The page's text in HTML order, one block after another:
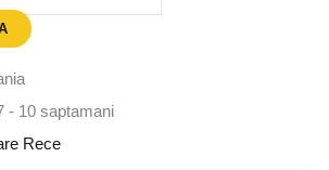
- 10 saptamani
Rece